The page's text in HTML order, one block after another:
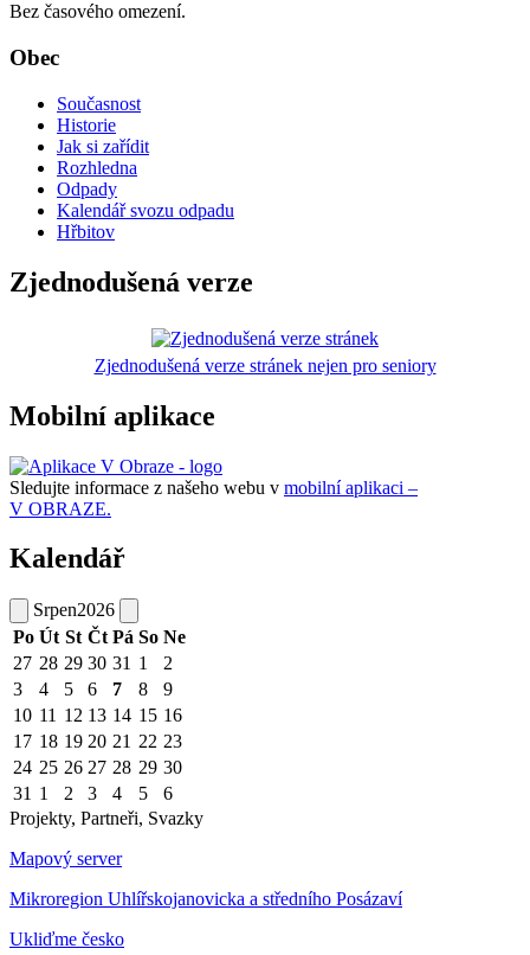
Bez časového omezení.
Obec
Současnost
Historie
Jak si zařídit
Rozhledna
Odpady
Kalendář svozu odpadu
Hřbitov
Zjednodušená verze
Zjednodušená verze stránek nejen pro seniory
Mobilní aplikace
Sledujte informace z našeho webu v mobilní aplikaci –
V OBRAZE.
Kalendář
Srpen2026
Po Út St Čt Pá So Ne
27 28 29 30 31 1
2
3
4 5 6 7 8
9
10 11 12 13 14 15 16
17 18 19 20 21 22 23
24 25 26 27 28 29 30
31 1 2 3 4 5
6
Projekty, Partneři, Svazky
Mapový server
Mikroregion Uhlířskojanovicka a středního Posázaví
Ukliďme česko